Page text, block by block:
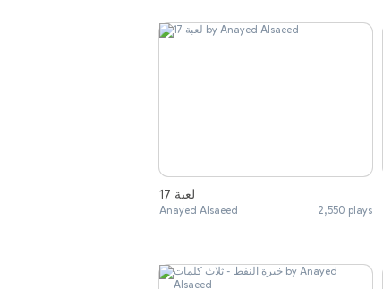
لعبة 17
Anayed Alsaeed 2,550 plays